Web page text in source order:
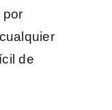
por
de